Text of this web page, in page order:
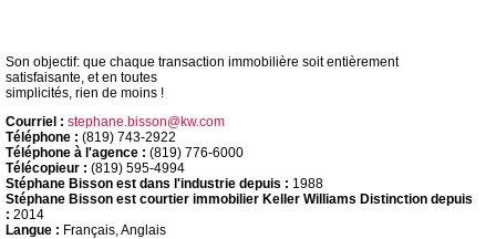
Son objectif: que chaque transaction immobilière soit entièrement
satisfaisante, et en toutes
simplicités, rien de moins !
Courriel : stephane.bisson@kw.com
Téléphone : (819) 743-2922
Téléphone à l'agence : (819) 776-6000
Télécopieur : (819) 595-4994
Stéphane Bisson est dans l'industrie depuis : 1988
Stéphane Bisson est courtier immobilier Keller Williams Distinction depuis
: 2014
Langue : Français, Anglais